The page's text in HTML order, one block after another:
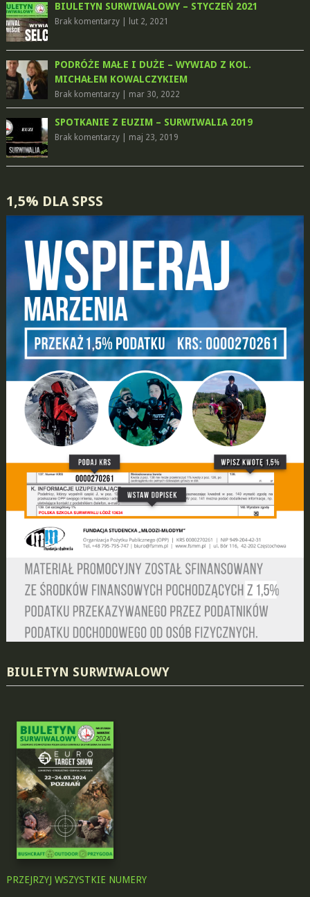
BIULETYN SURWIWALOWY – STYCZEŃ 2021
Brak komentarzy| lut 2, 2021
PODRÓŻE MAŁE I DUŻE – WYWIAD Z KOL.
MICHAŁEM KOWALCZYKIEM
Brak komentarzy| mar 30, 2022
SPOTKANIE Z EUZIM – SURWIWALIA 2019
Brak komentarzy| maj 23, 2019
1,5% DLA SPSS
BIULETYN SURWIWALOWY
PRZEJRZYJ WSZYSTKIE NUMERY